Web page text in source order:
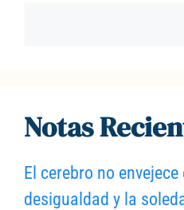
Notas
El cerebro no
desigualdad y la